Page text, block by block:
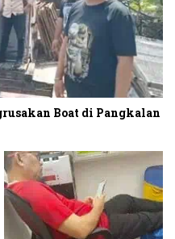
Boat di Pangkalan